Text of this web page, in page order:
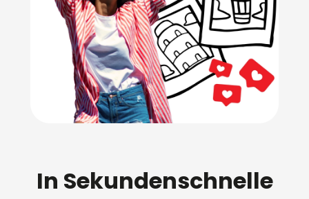
In Sekundenschnelle